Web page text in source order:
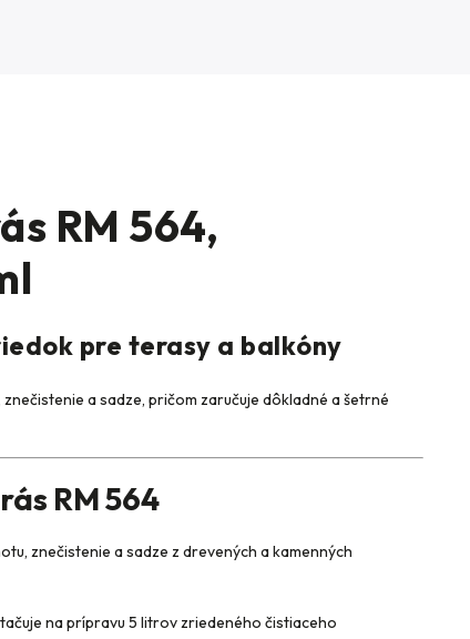
RM 564,
pre terasy a balkóny
a sadze, pričom zaručuje dôkladné a šetrné
RM 564
znečistenie a sadze z drevených a kamenných
na prípravu 5 litrov zriedeného čistiaceho